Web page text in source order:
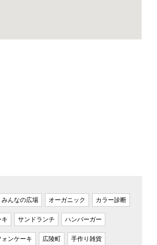
みんなの広場 オーガニック カラー診断
キ サンドランチ ハンバーガー
ォンケーキ 広陵町 手作り雑貨